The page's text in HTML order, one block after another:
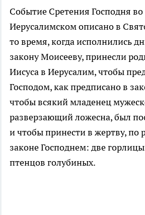
Событие Сретения Господня
Иерусалимском описано в
то время, когда исполнились
закону Моисееву, принесли
Иисуса в Иерусалим, чтобы
Господом, как предписано в
чтобы всякий младенец
разверзающий ложесна, был
и чтобы принести в жертву, по
законе Господнем: две
птенцов голубиных.